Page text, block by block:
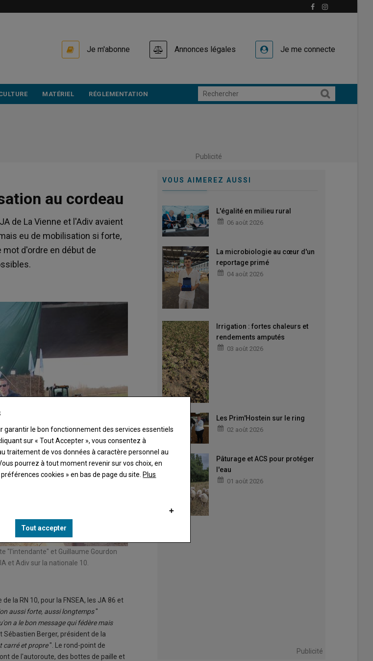
Je m'abonne Annonces légales Je me connecte
MATÉRIEL RÉGLEMENTATION
Publicité
au cordeau
de La Vienne et l'Adiv avaient
eu de mobilisation si forte,
d'ordre en début de
"l'intendante" et Guillaume Gourdon
et Adiv sur la nationale 10.
la RN 10, pour la FNSEA, les JA 86 et
aussi forte, aussi longtemps"
a le bon message qui fédère mais
Sébastien Berger, président de la
carré et propre". Le rond-point de
de l'autoroute, des bottes de paille et
VOUS AIMEREZ AUSSI
L'égalité en milieu rural
06 août 2026
La microbiologie au cœur d'un
reportage primé
04 août 2026
Irrigation : fortes chaleurs et
rendements amputés
03 août 2026
Les Prim'Hostein sur le ring
02 août 2026
Pâturage et ACS pour protéger
l'eau
01 août 2026
Publicité
garantir le bon fonctionnement des services essentiels
sur « Tout Accepter », vous consentez à
traitement de vos données à caractère personnel au
pourrez à tout moment revenir sur vos choix, en
cookies » en bas de page du site. Plus
Tout accepter